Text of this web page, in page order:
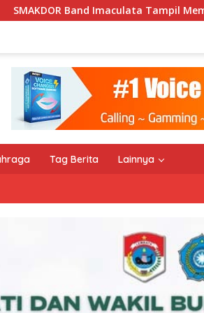
Memakau di Ajang Festival Bale Nagi
Tag Berita Lainnya